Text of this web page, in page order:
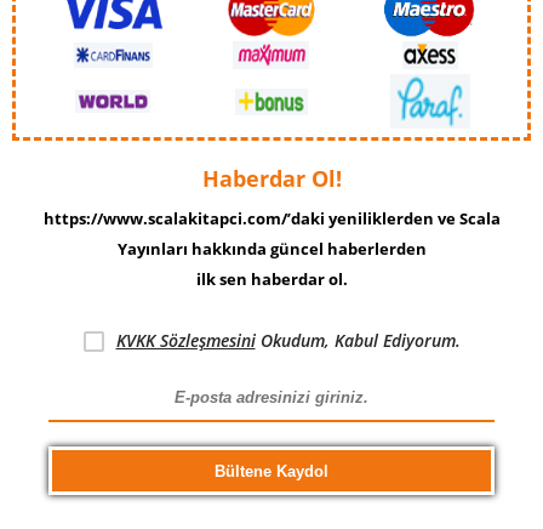
Haberdar Ol!
https://www.scalakitapci.com/’daki yeniliklerden ve Scala
Yayınları hakkında güncel haberlerden
ilk sen haberdar ol.
KVKK SözleşmesiniOkudum, Kabul Ediyorum.